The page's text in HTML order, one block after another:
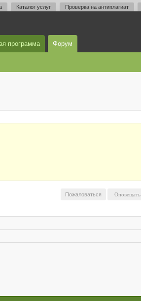
Каталог услуг Проверка на антиплагиат
программа Форум
Пожаловаться